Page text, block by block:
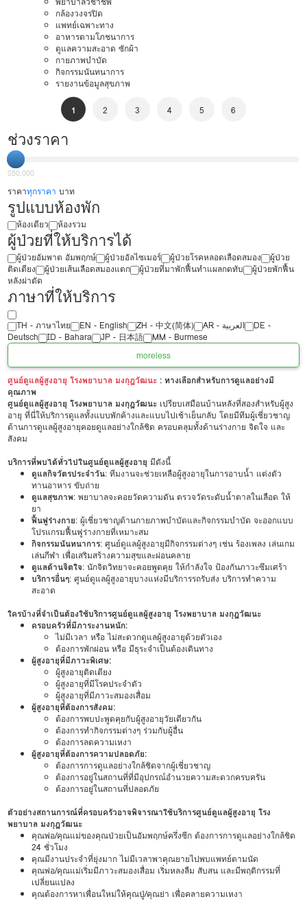
กล้องวงจรปิด
แพทย์เฉพาะทาง
อาหารตามโภชนาการ
ดูแลความสะอาด ซักผ้า
กายภาพบำบัด
กิจกรรมนันทนาการ
รายงานข้อมูลสุขภาพ
1 2 3 4 5 6
ช่วงราคา
050,000
ราคาทุกราคา บาท
รูปแบบห้องพัก
ห้องเดียว ห้องรวม
ผู้ป่วยที่ให้บริการได้
ผู้ป่วยอัมพาต อัมพฤกษ์ ผู้ป่วยอัลไซเมอร์ ผู้ป่วยโรคหลอดเลือดสมอง
ผู้ป่วย
ติดเตียง
ผู้ป่วยเส้นเลือดสมองแตก ผู้ป่วยที่มาพักฟื้นทำแผลกดทับ
ผู้ป่วยพักฟื้น
หลังผ่าตัด
ภาษาที่ให้บริการ
TH - ‏ภาษาไทย EN - English ZH - 中文(简体) ‏AR - ‏العربية‏
DE -
Deutsch
ID - Bahara JP - 日本語
MM - Burmese
moreless
ศูนย์ดูแลผู้สูงอายุ โรงพยาบาล มงกุฎวัฒนะ : ทางเลือกสำหรับการดูแลอย่างมี
คุณภาพ
ศูนย์ดูแลผู้สูงอายุ โรงพยาบาล มงกุฎวัฒนะ เปรียบเสมือนบ้านหลังที่สองสำหรับผู้สูง
อายุ ที่นี่ให้บริการดูแลทั้งแบบพักค้างและแบบไปเช้าเย็นกลับ โดยมีทีมผู้เชี่ยวชาญ
ด้านการดูแลผู้สูงอายุคอยดูแลอย่างใกล้ชิด ครอบคลุมทั้งด้านร่างกาย จิตใจ และ
สังคม
บริการที่พบได้ทั่วไปในศูนย์ดูแลผู้สูงอายุ มีดังนี้
ดูแลกิจวัตรประจำวัน: ทีมงานจะช่วยเหลือผู้สูงอายุในการอาบน้ำ แต่งตัว
ทานอาหาร ขับถ่าย
ดูแลสุขภาพ: พยาบาลจะคอยวัดความดัน ตรวจวัดระดับน้ำตาลในเลือด ให้
ยา
ฟื้นฟูร่างกาย: ผู้เชี่ยวชาญด้านกายภาพบำบัดและกิจกรรมบำบัด จะออกแบบ
โปรแกรมฟื้นฟูร่างกายที่เหมาะสม
กิจกรรมนันทนาการ: ศูนย์ดูแลผู้สูงอายุมีกิจกรรมต่างๆ เช่น ร้องเพลง เล่นเกม
เล่นกีฬา เพื่อเสริมสร้างความสุขและผ่อนคลาย
ดูแลด้านจิตใจ: นักจิตวิทยาจะคอยพูดคุย ให้กำลังใจ ป้องกันภาวะซึมเศร้า
บริการอื่นๆ: ศูนย์ดูแลผู้สูงอายุบางแห่งมีบริการรถรับส่ง บริการทำความ
สะอาด
ใครบ้างที่จำเป็นต้องใช้บริการศูนย์ดูแลผู้สูงอายุ โรงพยาบาล มงกุฎวัฒนะ
ครอบครัวที่มีภาระงานหนัก:
ไม่มีเวลา หรือ ไม่สะดวกดูแลผู้สูงอายุด้วยตัวเอง
ต้องการพักผ่อน หรือ มีธุระจำเป็นต้องเดินทาง
ผู้สูงอายุที่มีภาวะพิเศษ:
ผู้สูงอายุติดเตียง
ผู้สูงอายุที่มีโรคประจำตัว
ผู้สูงอายุที่มีภาวะสมองเสื่อม
ผู้สูงอายุที่ต้องการสังคม:
ต้องการพบปะพูดคุยกับผู้สูงอายุวัยเดียวกัน
ต้องการทำกิจกรรมต่างๆ ร่วมกับผู้อื่น
ต้องการลดความเหงา
ผู้สูงอายุที่ต้องการความปลอดภัย:
ต้องการการดูแลอย่างใกล้ชิดจากผู้เชี่ยวชาญ
ต้องการอยู่ในสถานที่ที่มีอุปกรณ์อำนวยความสะดวกครบครัน
ต้องการอยู่ในสถานที่ปลอดภัย
ตัวอย่างสถานการณ์ที่ครอบครัวอาจพิจารณาใช้บริการศูนย์ดูแลผู้สูงอายุ โรง
พยาบาล มงกุฎวัฒนะ
คุณพ่อ/คุณแม่ของคุณป่วยเป็นอัมพฤกษ์ครึ่งซีก ต้องการการดูแลอย่างใกล้ชิด
24 ชั่วโมง
คุณมีงานประจำที่ยุ่งมาก ไม่มีเวลาพาคุณยายไปพบแพทย์ตามนัด
คุณพ่อ/คุณแม่เริ่มมีภาวะสมองเสื่อม เริ่มหลงลืม สับสน และมีพฤติกรรมที่
เปลี่ยนแปลง
คุณต้องการหาเพื่อนใหม่ให้คุณปู่/คุณย่า เพื่อคลายความเหงา